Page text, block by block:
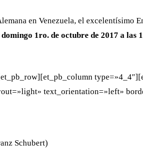
en Venezuela, el excelentísimo
1ro. de octubre de 2017 a las
text_orientation=»left»
Schubert)